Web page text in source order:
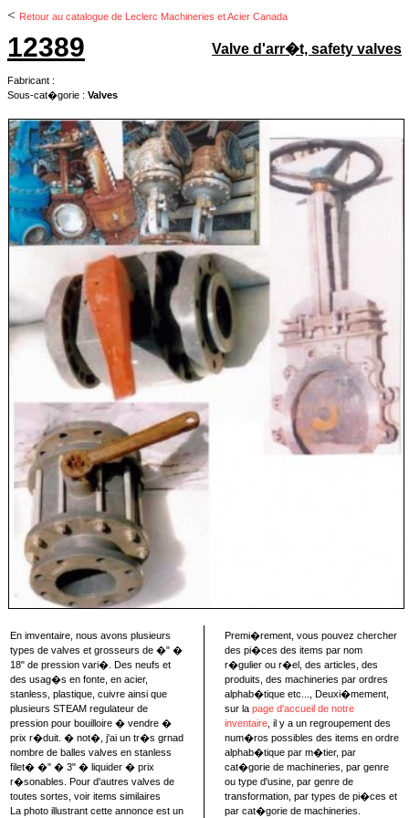
< Retour au catalogue de Leclerc Machineries et Acier Canada
12389
Fabricant :
Sous-cat�gorie : Valves
Valve d'arr�t, safety valves
En imventaire, nous avons plusieurs
types de valves et grosseurs de �" �
18" de pression vari�. Des neufs et
des usag�s en fonte, en acier,
stanless, plastique, cuivre ainsi que
plusieurs STEAM regulateur de
pression pour bouilloire � vendre �
prix r�duit. � not�, j'ai un tr�s grnad
nombre de balles valves en stanless
filet� �" � 3" � liquider � prix
r�sonables. Pour d'autres valves de
toutes sortes, voir items similaires
La photo illustrant cette annonce est un
Premi�rement, vous pouvez chercher
des pi�ces des items par nom
r�gulier ou r�el, des articles, des
produits, des machineries par ordres
alphab�tique etc..., Deuxi�mement,
sur la page d'accueil de notre
inventaire , il y a un regroupement des
num�ros possibles des items en ordre
alphab�tique par m�tier, par
cat�gorie de machineries, par genre
ou type d'usine, par genre de
transformation, par types de pi�ces et
par cat�gorie de machineries.